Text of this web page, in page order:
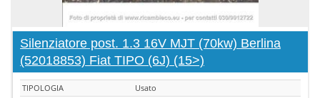
Silenziatore post. 1.3 16V MJT (70kw) Berlina
(52018853) Fiat TIPO (6J) (15>)
TIPOLOGIA Usato